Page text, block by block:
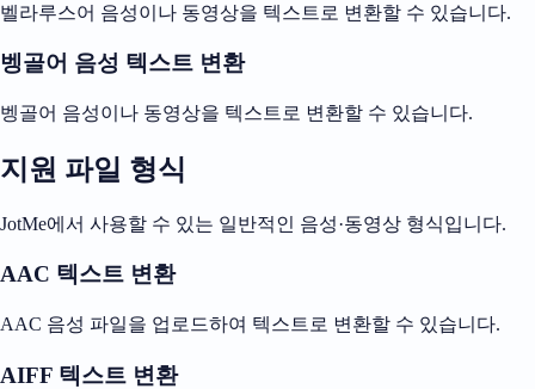
벨라루스어 음성이나 동영상을 텍스트로 변환할 수 있습니다.
벵골어 음성 텍스트 변환
벵골어 음성이나 동영상을 텍스트로 변환할 수 있습니다.
지원 파일 형식
JotMe에서 사용할 수 있는 일반적인 음성·동영상 형식입니다.
AAC 텍스트 변환
AAC 음성 파일을 업로드하여 텍스트로 변환할 수 있습니다.
AIFF 텍스트 변환